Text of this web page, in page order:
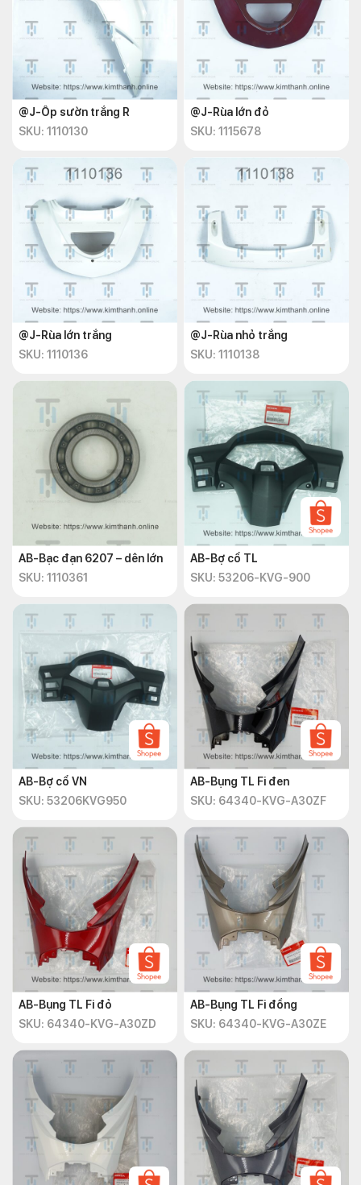
@J-Ốp sườn trắng R
SKU: 1110130
@J-Rùa lớn đỏ
SKU: 1115678
@J-Rùa lớn trắng
SKU: 1110136
@J-Rùa nhỏ trắng
SKU: 1110138
AB-Bạc đạn 6207 – dên lớn
SKU: 1110361
AB-Bợ cổ TL
SKU: 53206-KVG-900
AB-Bợ cổ VN
SKU: 53206KVG950
AB-Bụng TL Fi đen
SKU: 64340-KVG-A30ZF
AB-Bụng TL Fi đỏ
SKU: 64340-KVG-A30ZD
AB-Bụng TL Fi đồng
SKU: 64340-KVG-A30ZE